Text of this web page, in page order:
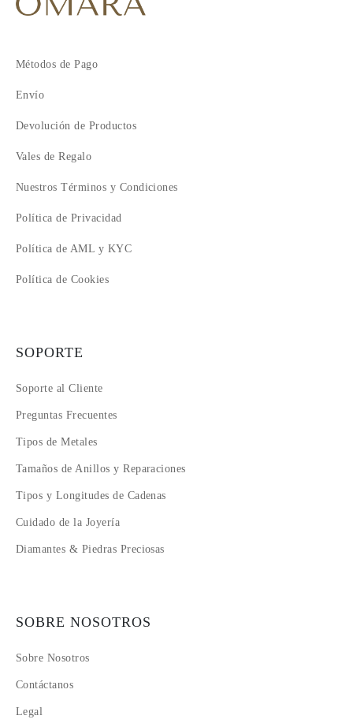
Métodos de Pago
Envío
Devolución de Productos
Vales de Regalo
Nuestros Términos y Condiciones
Política de Privacidad
Política de AML y KYC
Política de Cookies
SOPORTE
Soporte al Cliente
Preguntas Frecuentes
Tipos de Metales
Tamaños de Anillos y Reparaciones
Tipos y Longitudes de Cadenas
Cuidado de la Joyería
Diamantes & Piedras Preciosas
SOBRE NOSOTROS
Sobre Nosotros
Contáctanos
Legal